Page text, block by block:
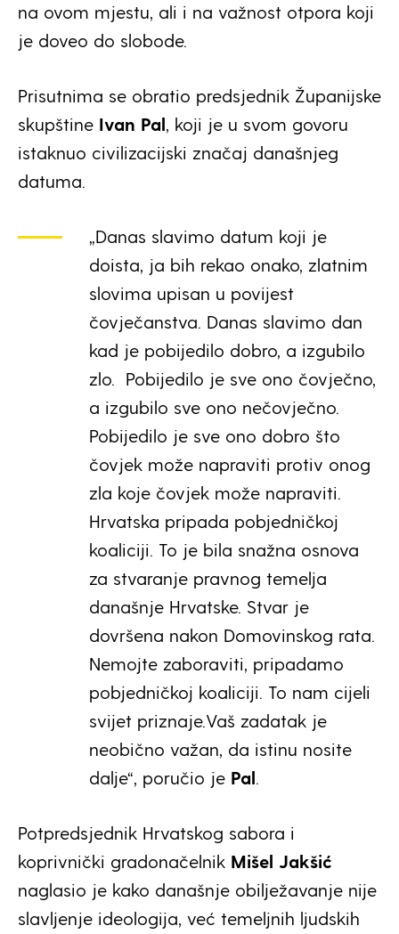
na ovom mjestu, ali i na važnost otpora koji
je doveo do slobode.
Prisutnima se obratio predsjednik Županijske
skupštine Ivan Pal, koji je u svom govoru
istaknuo civilizacijski značaj današnjeg
datuma.
„Danas slavimo datum koji je
doista, ja bih rekao onako, zlatnim
slovima upisan u povijest
čovječanstva. Danas slavimo dan
kad je pobijedilo dobro, a izgubilo
zlo. Pobijedilo je sve ono čovječno,
a izgubilo sve ono nečovječno.
Pobijedilo je sve ono dobro što
čovjek može napraviti protiv onog
zla koje čovjek može napraviti.
Hrvatska pripada pobjedničkoj
koaliciji. To je bila snažna osnova
za stvaranje pravnog temelja
današnje Hrvatske. Stvar je
dovršena nakon Domovinskog rata.
Nemojte zaboraviti, pripadamo
pobjedničkoj koaliciji. To nam cijeli
svijet priznaje.Vaš zadatak je
neobično važan, da istinu nosite
dalje“, poručio je Pal.
Potpredsjednik Hrvatskog sabora i
koprivnički gradonačelnik Mišel Jakšić
naglasio je kako današnje obilježavanje nije
slavljenje ideologija, već temeljnih ljudskih